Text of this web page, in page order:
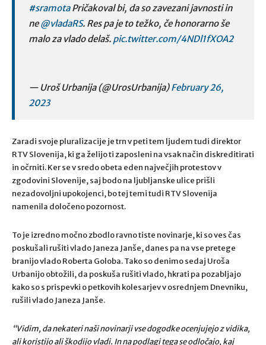
#sramotaPričakoval bi, da so zavezani javnosti in
ne@vladaRS. Res pa je to težko, če honorarno še
malo za vlado delaš. pic.twitter.com/4NDl1fXOA2
— Uroš Urbanija (@UrosUrbanija)February 26,
2023
Zaradi svoje pluralizacije je trn v peti tem ljudem tudi direktor
RTV Slovenija, ki ga želijo ti zaposleni na vsak način diskreditirati
in očrniti. Ker se v sredo obeta eden največjih protestov v
zgodovini Slovenije, saj bodo na ljubljanske ulice prišli
nezadovoljni upokojenci, bo tej temi tudi RTV Slovenija
namenila določeno pozornost.
To je izredno močno zbodlo ravno tiste novinarje, ki so ves čas
poskušali rušiti vlado Janeza Janše, danes pa na vse pretege
branijo vlado Roberta Goloba. Tako so denimo sedaj Uroša
Urbanijo obtožili, da poskuša rušiti vlado, hkrati pa pozabljajo
kako so s prispevki o petkovih kolesarjev v osrednjem Dnevniku,
rušili vlado Janeza Janše.
“Vidim, da nekateri naši novinarji vse dogodke ocenjujejo z vidika,
ali koristijo ali škodijo vladi. In na podlagi tega se odločajo, kaj